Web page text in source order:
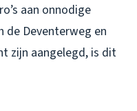
aan onnodige
de Deventerweg en
zijn aangelegd, is dit